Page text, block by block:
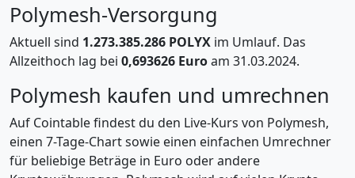
Polymesh-Versorgung
Aktuell sind 1.273.385.286 POLYX im Umlauf. Das
Allzeithoch lag bei 0,693626 Euroam 31.03.2024.
Polymesh kaufen und umrechnen
Auf Cointable findest du den Live-Kurs von Polymesh,
einen 7-Tage-Chart sowie einen einfachen Umrechner
für beliebige Beträge in Euro oder andere